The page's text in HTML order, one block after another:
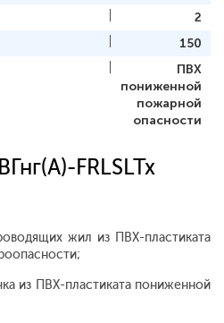
2
150
ПВХ
пониженной
пожарной
опасности
FRLSLTx
жил из ПВХ-пластиката
из ПВХ-пластиката пониженной